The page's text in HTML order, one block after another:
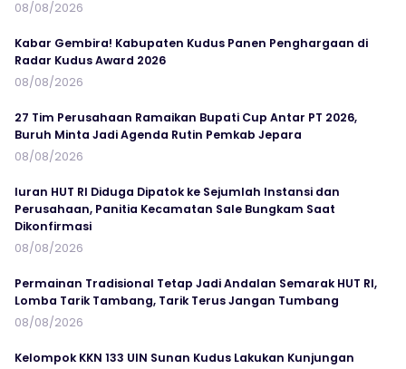
08/08/2026
Kabar Gembira! Kabupaten Kudus Panen Penghargaan di
Radar Kudus Award 2026
08/08/2026
27 Tim Perusahaan Ramaikan Bupati Cup Antar PT 2026,
Buruh Minta Jadi Agenda Rutin Pemkab Jepara
08/08/2026
Iuran HUT RI Diduga Dipatok ke Sejumlah Instansi dan
Perusahaan, Panitia Kecamatan Sale Bungkam Saat
Dikonfirmasi
08/08/2026
Permainan Tradisional Tetap Jadi Andalan Semarak HUT RI,
Lomba Tarik Tambang, Tarik Terus Jangan Tumbang
08/08/2026
Kelompok KKN 133 UIN Sunan Kudus Lakukan Kunjungan